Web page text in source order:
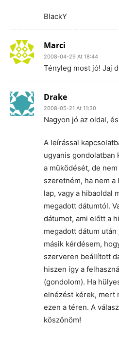
BlackY
Marci
2008-04-29 At 18:44
Tényleg most jó! Jaj
Drake
2008-05-21 At 11:30
Nagyon jó az oldal,
A leírással
ugyanis
a működését, de
szeretném, ha nem
lap, vagy a hibaoldal
megadott dátumtól.
dátumot, ami előtt a
megadott dátum
másik kérdésem,
szerveren beállított
hiszen így a
(gondolom). Ha
elnézést kérek, mert
ezen a téren. A
köszönöm!